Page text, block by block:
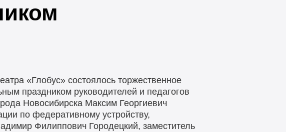
«Глобус» состоялось торжественное
праздником руководителей и педагогов
Новосибирска Максим Георгиевич
по федеративному устройству,
Филиппович Городецкий, заместитель